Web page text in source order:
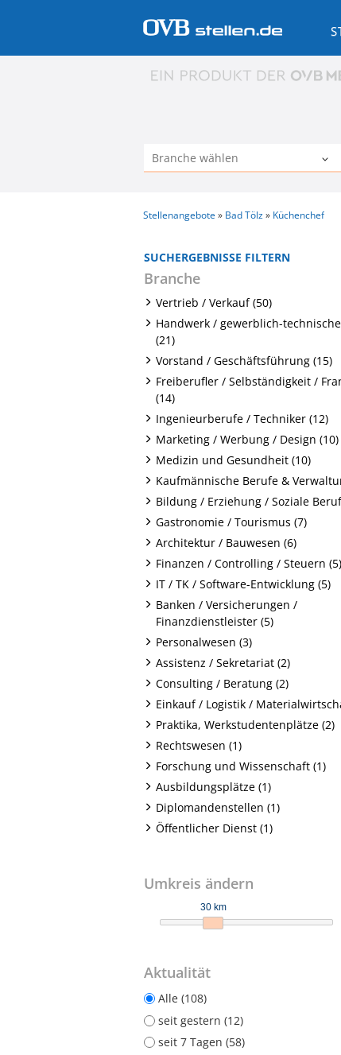
Stellenangebote Bad Tölz Küchenchef
SUCHERGEBNISSE FILTERN
Branche
Vertrieb / Verkauf (50)
Handwerk / gewerblich-
(21)
Vorstand / Geschäftsführung (15)
Freiberufler / Selbständigkeit /
(14)
Ingenieurberufe / Techniker (12)
Marketing / Werbung / Design (10)
Medizin und Gesundheit (10)
Kaufmännische Berufe &
Bildung / Erziehung / Soziale
Gastronomie / Tourismus (7)
Architektur / Bauwesen (6)
Finanzen / Controlling / Steuern (5)
IT / TK / Software-Entwicklung (5)
Banken / Versicherungen /
Finanzdienstleister (5)
Personalwesen (3)
Assistenz / Sekretariat (2)
Consulting / Beratung (2)
Einkauf / Logistik /
Praktika, Werkstudentenplätze (2)
Rechtswesen (1)
Forschung und Wissenschaft (1)
Ausbildungsplätze (1)
Diplomandenstellen (1)
Öffentlicher Dienst (1)
Umkreis ändern
30 km
Aktualität
Alle (108)
seit gestern (12)
seit 7 Tagen (58)